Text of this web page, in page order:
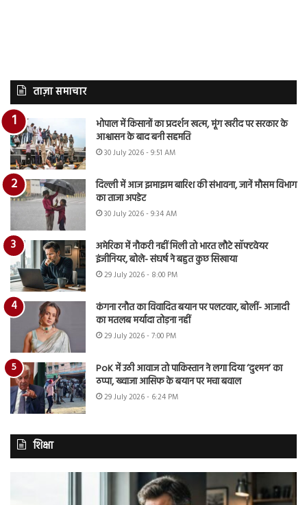
ताज़ा समाचार
भोपाल में किसानों का प्रदर्शन खत्म, मूंग खरीद पर सरकार के
आश्वासन के बाद बनी सहमति
30 July 2026 - 9:51 AM
दिल्ली में आज झमाझम बारिश की संभावना, जानें मौसम विभाग
का ताजा अपडेट
30 July 2026 - 9:34 AM
अमेरिका में नौकरी नहीं मिली तो भारत लौटे सॉफ्टवेयर
इंजीनियर, बोले- संघर्ष ने बहुत कुछ सिखाया
29 July 2026 - 8:00 PM
कंगना रनौत का विवादित बयान पर पलटवार, बोलीं- आजादी
का मतलब मर्यादा तोड़ना नहीं
29 July 2026 - 7:00 PM
PoK में उठी आवाज तो पाकिस्तान ने लगा दिया ‘दुश्मन’ का
ठप्पा, ख्वाजा आसिफ के बयान पर मचा बवाल
29 July 2026 - 6:24 PM
शिक्षा